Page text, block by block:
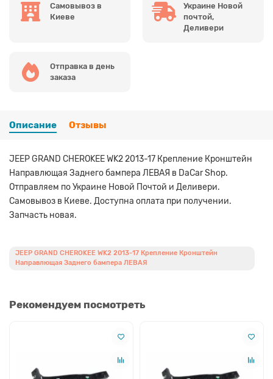
Самовывоз в
Киеве
Украине Новой
почтой,
Деливери
Отправка в день
заказа
Описание Отзывы
JEEP GRAND CHEROKEE WK2 2013-17 Крепление Кронштейн
Направлющая Заднего бампера ЛЕВАЯ в DaCar Shop.
Отправляем по Украине Новой Почтой и Деливери.
Самовывоз в Киеве. Доступна оплата при получении.
Запчасть новая.
JEEP GRAND CHEROKEE WK2 2013-17 Крепление Кронштейн
Направлющая Заднего бампера ЛЕВАЯ
Рекомендуем посмотреть